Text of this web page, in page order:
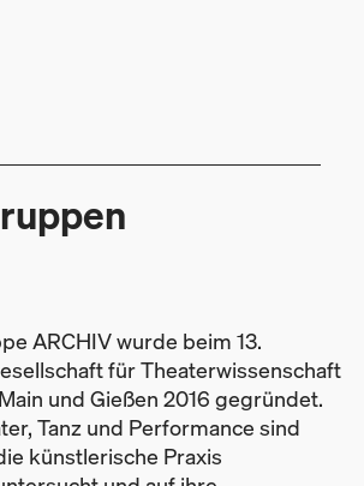
ARCHIV wurde beim 13.
für Theaterwissenschaft
und Gießen 2016 gegründet.
Tanz und Performance sind
künstlerische Praxis